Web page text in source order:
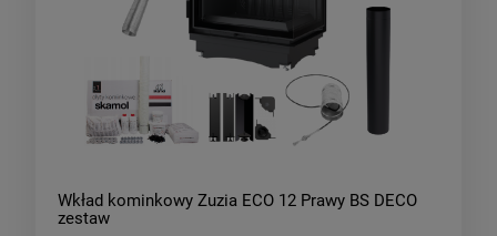
Wkład kominkowy Zuzia ECO 12 Prawy BS DECO
zestaw